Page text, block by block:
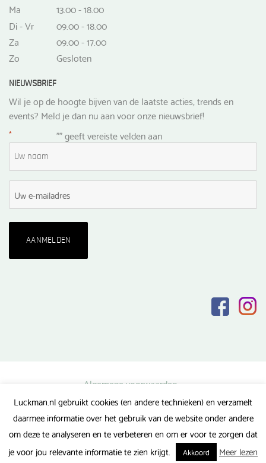
Ma
13.00 - 18.00
Di - Vr
09.00 - 18.00
Za
09.00 - 17.00
Zo
Gesloten
NIEUWSBRIEF
Wil je op de hoogte bijven van de laatste acties, trends en
events? Meld je dan nu aan voor onze nieuwsbrief!
"
* " geeft vereiste velden aan
Algemene voorwaarden
Privacy verklaring
Veel gestelde vragen
Luckman.nl gebruikt cookies (en andere technieken) en verzamelt
daarmee informatie over het gebruik van de website onder andere
om deze te analyseren en te verbeteren en om er voor te zorgen dat
je voor jou relevante informatie te zien krijgt.
Akkoord Meer lezen